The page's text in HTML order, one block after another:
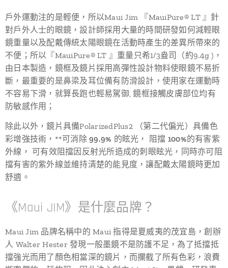
戶外運動注的是輕便，所以Maui Jim 『MauiPure® LT 』針
對戶外人士的眼鏡，設計師採用大量的時間研發如何減輕眼
鏡重量以及配戴傳統太陽眼鏡在活動時產生的差異所帶來的
不便；所以『MauiPure® LT 』重量只希1/3盎司（約9.4g )，
由日本製造，鏡框及鏡片採用高彈性設計物料使眼鏡不易折
斷，最重要的是鼻梁及耳位備有防滑設計，使用家在運動時
不容易下滑，就算長跑也輕易駕御, 鏡框接觸皮膚部位均有
防敏感作用；
除此以外，鏡片具備PolarizedPlus2 （第二代偏光）具備色
彩增強技術，**可消除99.9% 的眩光， 阻擋 100%的有害紫
外線， 可有效阻擋因反射光所造成的刺眼眩光，同時亦可阻
擋有害的紫外線並維持清楚的能見度，讓配戴太陽鏡時更加
舒適。
《Maui JIM》是什麼品牌？
Maui Jim 品牌名稱中的 Maui 指得是夏威夷的茂宜島，創辦
人 Walter Hester 發現一般墨鏡不是防護不足，為了抵擋抵
擋強光而用了顏色相當深的鏡片，而攔截了所有色彩，浪費